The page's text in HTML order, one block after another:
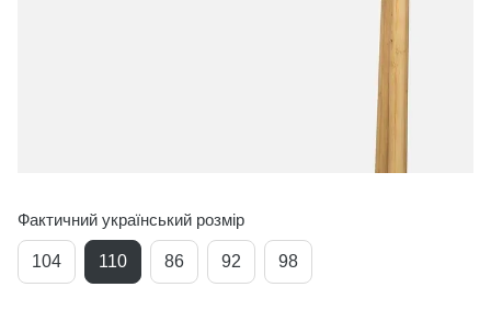
Фактичний український розмір
104 110 86 92 98